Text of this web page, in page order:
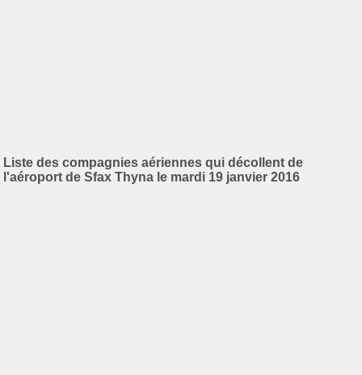
Liste des compagnies aériennes qui décollent de
l'aéroport de Sfax Thyna le mardi 19 janvier 2016